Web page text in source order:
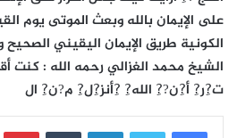
على الإيمان بالله وبعث الموتى يوم
الكونية طريق الإيمان اليقيني
الشيخ محمد الغزالي رحمه الله : كنت
ت?ِر?ِ أ?ِن??ِ الله?ِ ?ِأنز?ِل?ِ م?ن?ِ ال
لينكدإن